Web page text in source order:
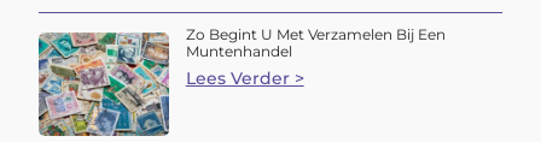
Zo Begint U Met Verzamelen Bij Een
Muntenhandel
Lees Verder >